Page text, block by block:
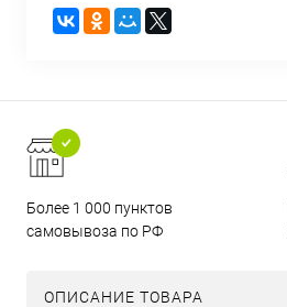
Более 1 000 пунктов
самовывоза по РФ
ОПИСАНИЕ ТОВАРА